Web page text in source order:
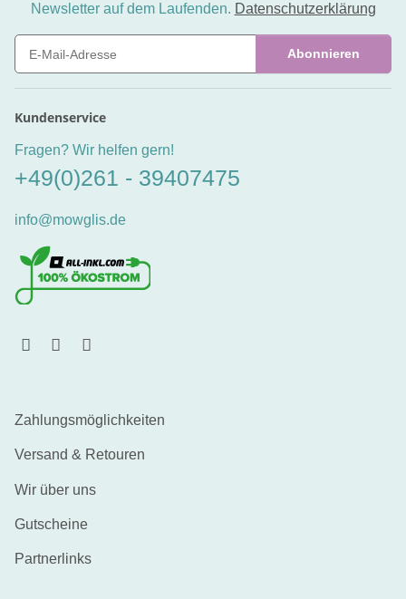
Newsletter auf dem Laufenden. Datenschutzerklärung
Abonnieren
Kundenservice
Fragen? Wir helfen gern!
+49(0)261 - 39407475
info@mowglis.de
Zahlungsmöglichkeiten
Versand & Retouren
Wir über uns
Gutscheine
Partnerlinks